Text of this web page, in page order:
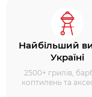
Найбільший
Україні
2500+ грилів,
коптилень та